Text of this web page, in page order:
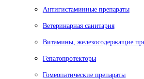
Антигистаминные препараты
Ветеринарная санитария
Витамины, железосодержащие
Гепатопротекторы
Гомеопатические препараты